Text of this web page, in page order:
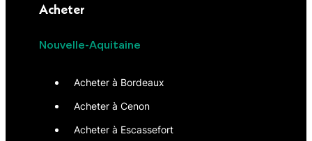
Acheter
Nouvelle-Aquitaine
Acheter à Bordeaux
Acheter à Cenon
Acheter à Escassefort